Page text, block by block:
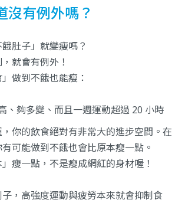
沒有例外嗎？
肚子」就變瘦嗎？
就會有例外！
做到不餓也能瘦：
、夠多變、而且一週運動超過 20 小時
你的飲食絕對有非常大的進步空間。在
可能做到不餓也會比原本瘦一點。
瘦一點，不是瘦成網紅的身材喔！
，高強度運動與疲勞本來就會抑制食